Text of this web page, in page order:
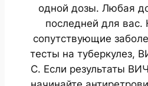
одной дозы. Любая
последней для вас.
сопутствующие
тесты на туберкулез,
C. Если результаты